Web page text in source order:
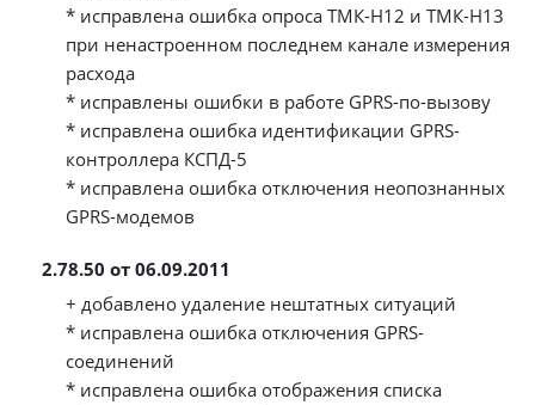
* исправлена ошибка опроса ТМК-Н12 и ТМК-Н13
при ненастроенном последнем канале измерения
расхода
* исправлены ошибки в работе GPRS-по-вызову
* исправлена ошибка идентификации GPRS-
контроллера КСПД-5
* исправлена ошибка отключения неопознанных
GPRS-модемов
2.78.50 от 06.09.2011
+ добавлено удаление нештатных ситуаций
* исправлена ошибка отключения GPRS-
соединений
* исправлена ошибка отображения списка